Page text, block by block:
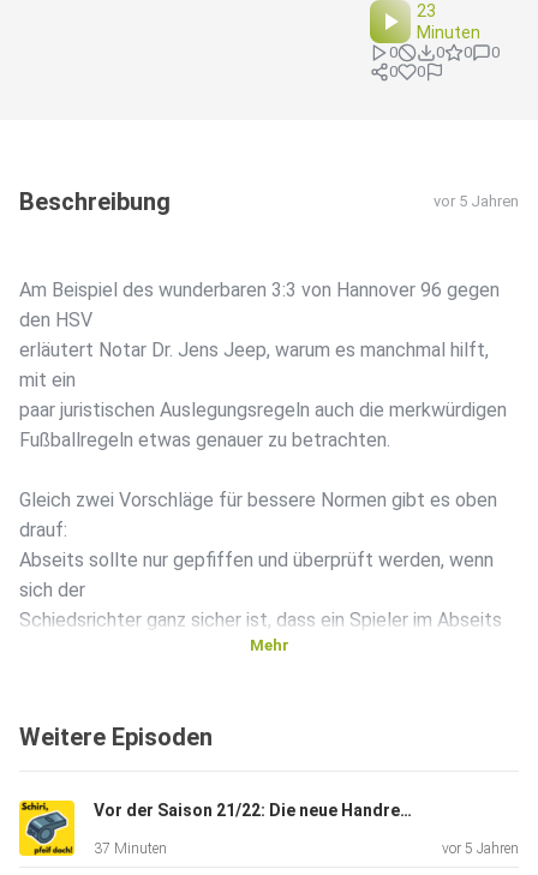
23
Minuten
0 0 0
0
0
0
Beschreibung vor 5 Jahren
Am Beispiel des wunderbaren 3:3 von Hannover 96 gegen
den HSV
erläutert Notar Dr. Jens Jeep, warum es manchmal hilft,
mit ein
paar juristischen Auslegungsregeln auch die merkwürdigen
Fußballregeln etwas genauer zu betrachten.
Gleich zwei Vorschläge für bessere Normen gibt es oben
drauf:
Abseits sollte nur gepfiffen und überprüft werden, wenn
sich der
Schiedsrichter ganz sicher ist, dass ein Spieler im Abseits
konnte kein Mensch erkennen.
Und wir brauchen die Stoppuhr in den letzten 15 Minuten.
Eine
Nettospielzeit würde hier das ewige Zeitgespiele
Mehr
Weitere Episoden
Vor der Saison 21/22: Die neue Handregel // mit Jens Jeep
37 Minuten vor 5 Jahren